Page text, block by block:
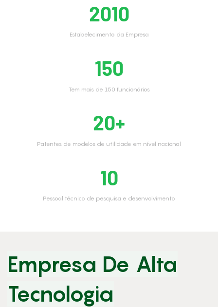
2010
Estabelecimento da Empresa
150
Tem mais de 150 funcionários
20+
Patentes de modelos de utilidade em nível nacional
10
Pessoal técnico de pesquisa e desenvolvimento
Empresa De Alta
Tecnologia